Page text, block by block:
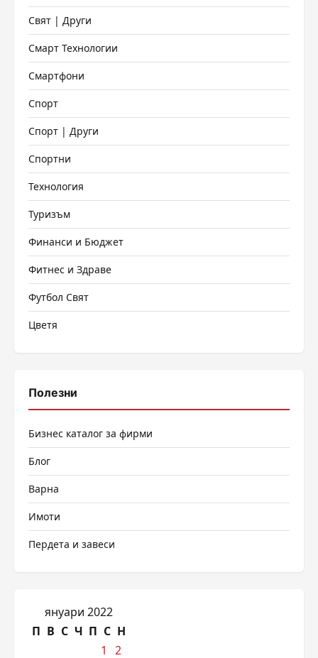
Свят | Други
Смарт Технологии
Смартфони
Спорт
Спорт | Други
Спортни
Технология
Туризъм
Финанси и Бюджет
Фитнес и Здраве
Футбол Свят
Цветя
Полезни
Бизнес каталог за фирми
Блог
Варна
Имоти
Пердета и завеси
януари 2022
П В С Ч П С Н
1
2